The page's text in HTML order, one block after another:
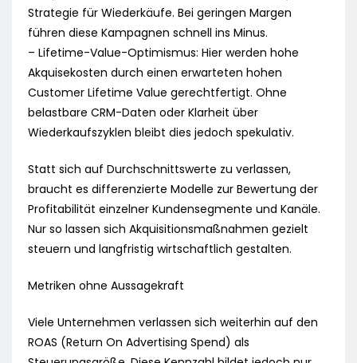
Strategie für Wiederkäufe. Bei geringen Margen
führen diese Kampagnen schnell ins Minus.
– Lifetime-Value-Optimismus: Hier werden hohe
Akquisekosten durch einen erwarteten hohen
Customer Lifetime Value gerechtfertigt. Ohne
belastbare CRM-Daten oder Klarheit über
Wiederkaufszyklen bleibt dies jedoch spekulativ.
Statt sich auf Durchschnittswerte zu verlassen,
braucht es differenzierte Modelle zur Bewertung der
Profitabilität einzelner Kundensegmente und Kanäle.
Nur so lassen sich Akquisitionsmaßnahmen gezielt
steuern und langfristig wirtschaftlich gestalten.
Metriken ohne Aussagekraft
Viele Unternehmen verlassen sich weiterhin auf den
ROAS (Return On Advertising Spend) als